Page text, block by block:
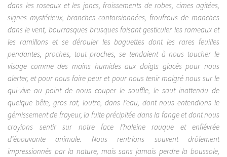
dans les roseaux et les joncs, froissements de robes, cimes agitées,
signes mystérieux, branches contorsionnées, froufrous de manches
dans le vent, bourrasques brusques faisant gesticuler les rameaux et
les ramillons et se dérouler les baguettes dont les rares feuilles
pendantes, proches, tout proches, se tendaient à nous toucher le
visage comme des mains humides aux doigts glacés pour nous
alerter, et pour nous faire peur et pour nous tenir malgré nous sur le
qui-vive au point de nous couper le souffle, le saut inattendu de
quelque bête, gros rat, loutre, dans l’eau, dont nous entendions le
gémissement de frayeur, la fuite précipitée dans la fange et dont nous
croyions sentir sur notre face l’haleine rauque et enfiévrée
d’épouvante animale. Nous rentrions souvent drôlement
impressionnés par la nature, mais sans jamais perdre la boussole,